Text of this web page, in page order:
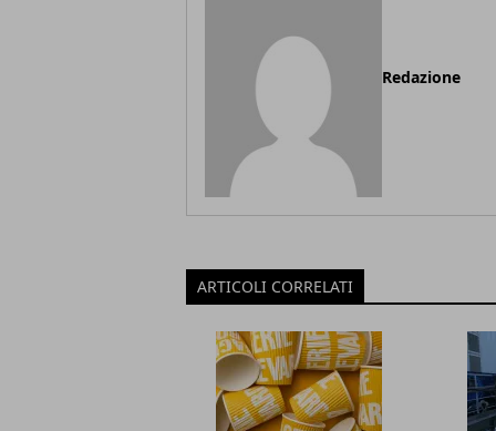
Redazione
ARTICOLI CORRELATI